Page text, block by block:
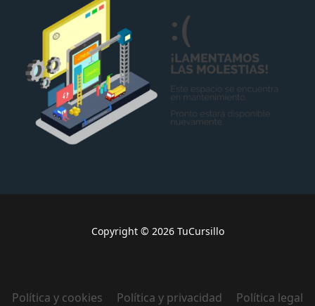
Copyright © 2026 TuCursillo
Política y cookies Política y privacidad Política legal